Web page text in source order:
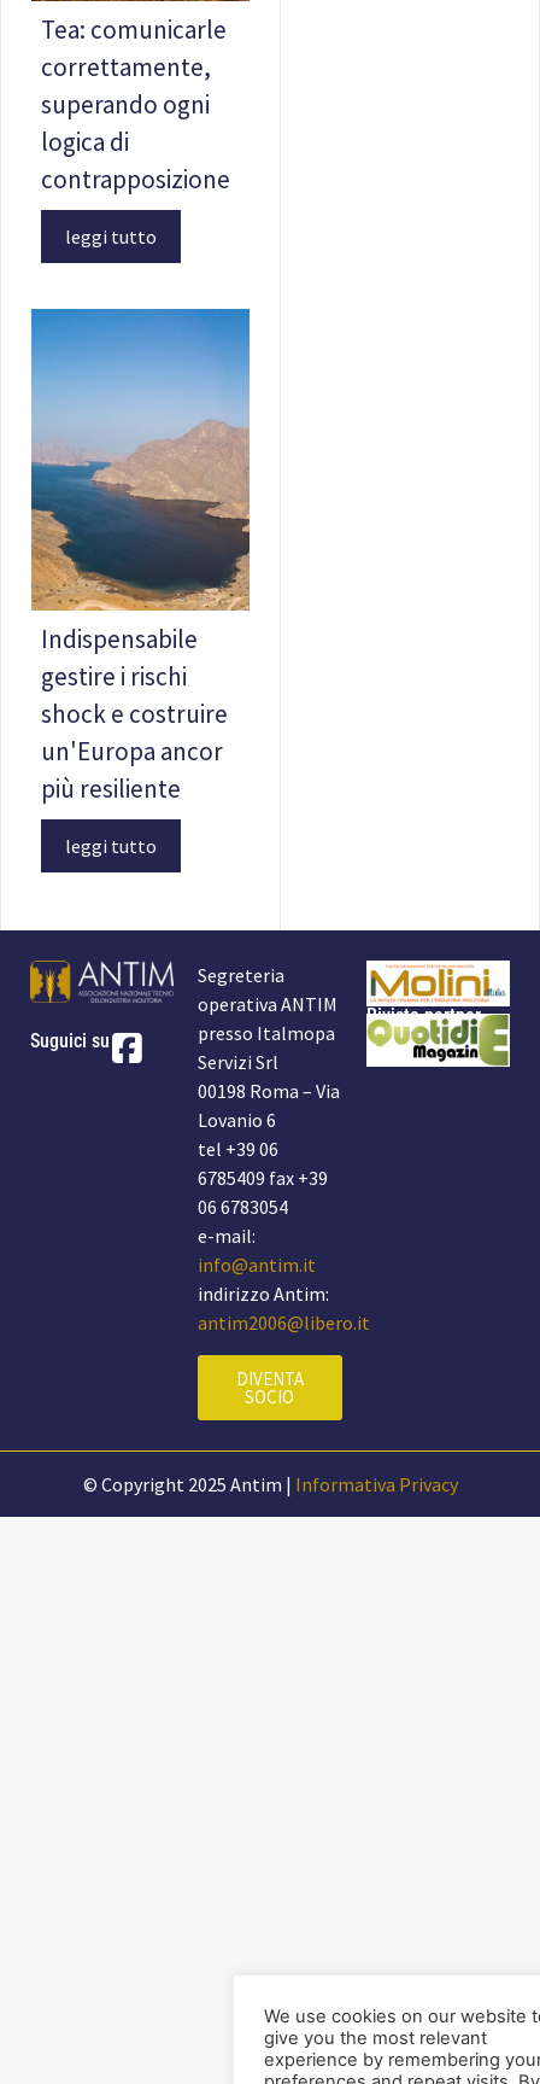
Tea: comunicarle
correttamente,
superando ogni
logica di
contrapposizione
leggi tutto
Indispensabile
gestire i rischi
shock e costruire
un'Europa ancor
più resiliente
leggi tutto
Suguici su
Segreteria
operativa ANTIM
presso Italmopa
Servizi Srl
00198 Roma – Via
Lovanio 6
tel +39 06
6785409 fax +39
06 6783054
e-mail:
info@antim.it
indirizzo Antim:
antim2006@libero.it
DIVENTA
SOCIO
Rivista partner
© Copyright 2025 Antim | Informativa Privacy
We use cookies on our website
give you the most relevant
experience by remembering